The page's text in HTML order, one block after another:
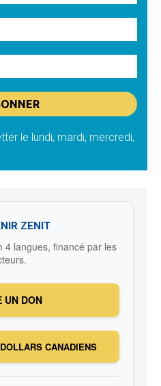
le lundi, mardi, mercredi,
ZENIT
4 langues, financé par les
UN DON
CANADIENS